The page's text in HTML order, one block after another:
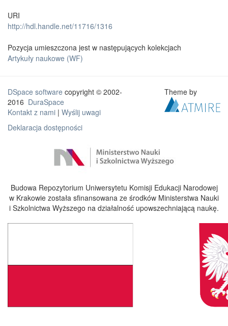
URI
http://hdl.handle.net/11716/1316
Pozycja umieszczona jest w następujących kolekcjach
Artykuły naukowe (WF)
DSpace software copyright © 2002-
2016 DuraSpace
Kontakt z nami | Wyślij uwagi
Deklaracja dostępności
Theme by
Budowa Repozytorium Uniwersytetu Komisji Edukacji Narodowej
w Krakowie została sfinansowana ze środków Ministerstwa Nauki
i Szkolnictwa Wyższego na działalność upowszechniającą naukę.